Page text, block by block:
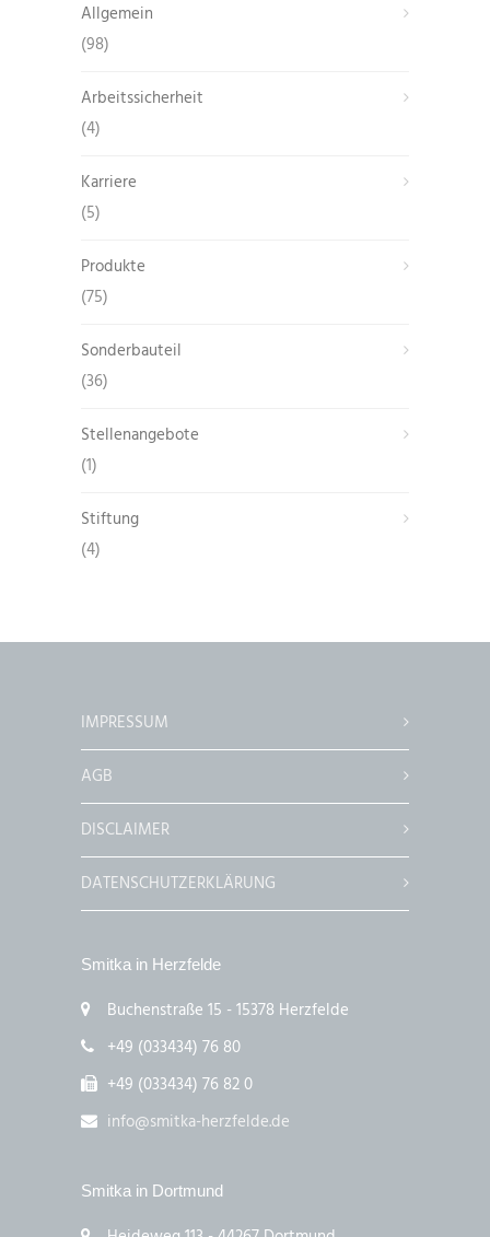
Allgemein
(98)
Arbeitssicherheit
(4)
Karriere
(5)
Produkte
(75)
Sonderbauteil
(36)
Stellenangebote
(1)
Stiftung
(4)
IMPRESSUM
AGB
DISCLAIMER
DATENSCHUTZERKLÄRUNG
Smitka in Herzfelde
Buchenstraße 15 - 15378 Herzfelde
+49 (033434) 76 80
+49 (033434) 76 82 0
info@smitka-herzfelde.de
Smitka in Dortmund